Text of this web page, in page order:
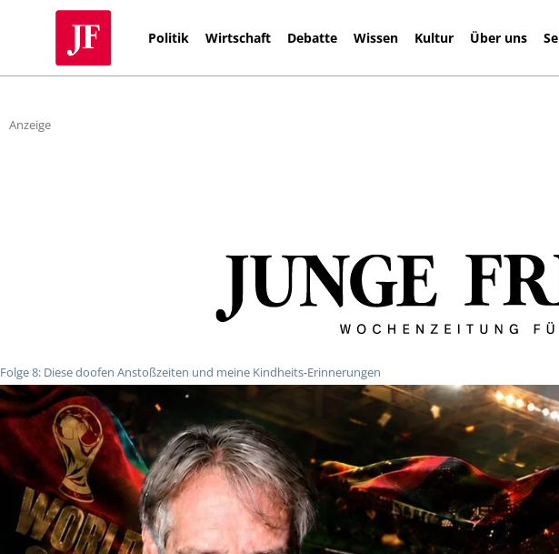
Politik Wirtschaft Debatte Wissen Kultur Über uns
Anzeige
Folge 8: Diese doofen Anstoßzeiten und meine Kindheits-Erinnerungen